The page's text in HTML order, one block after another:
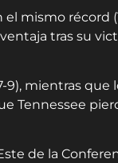
mismo récord
tras su
9), mientras
Tennessee
de la